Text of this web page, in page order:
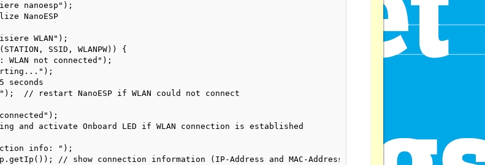
nanoesp");
NanoESP
WLAN");
SSID, WLANPW)) {
WLAN not connected");
seconds
// restart NanoESP if WLAN could not connect
and activate Onboard LED if WLAN connection is established
info: ");
// show connection information (IP-Address and MAC-Address)